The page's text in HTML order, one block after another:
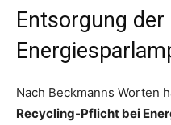
Entsorgung der
Nach Beckmanns Worten
Recycling-Pflicht bei